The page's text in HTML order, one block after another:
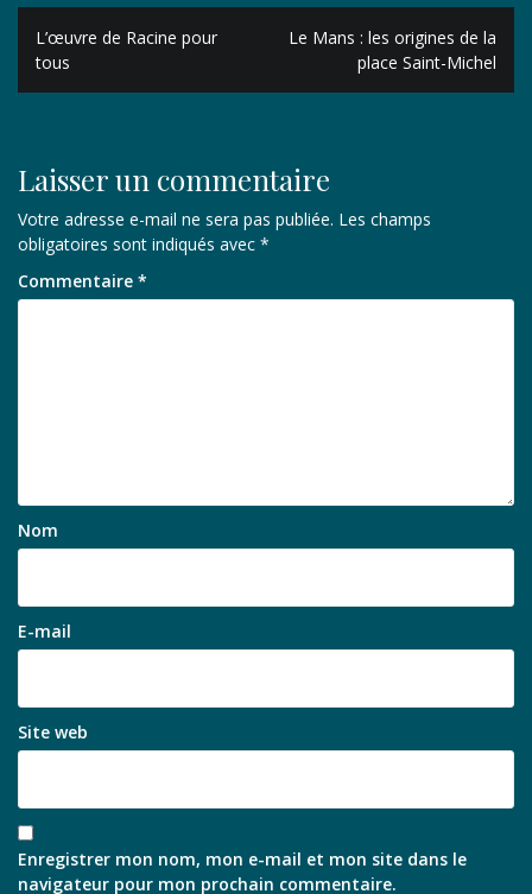
Navigation
de
l’article
L’œuvre de Racine pour
tous
Le Mans : les origines de la
place Saint-Michel
Laisser un commentaire
Votre adresse e-mail ne sera pas publiée. Les champs
obligatoires sont indiqués avec *
Commentaire *
Nom
E-mail
Site web
Enregistrer mon nom, mon e-mail et mon site dans le
navigateur pour mon prochain commentaire.